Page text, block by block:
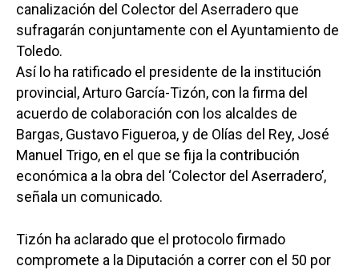
canalización del Colector del Aserradero que
sufragarán conjuntamente con el Ayuntamiento de
Toledo.
Así lo ha ratificado el presidente de la institución
provincial, Arturo García-Tizón, con la firma del
acuerdo de colaboración con los alcaldes de
Bargas, Gustavo Figueroa, y de Olías del Rey, José
Manuel Trigo, en el que se fija la contribución
económica a la obra del ‘Colector del Aserradero’,
señala un comunicado.
Tizón ha aclarado que el protocolo firmado
compromete a la Diputación a correr con el 50 por